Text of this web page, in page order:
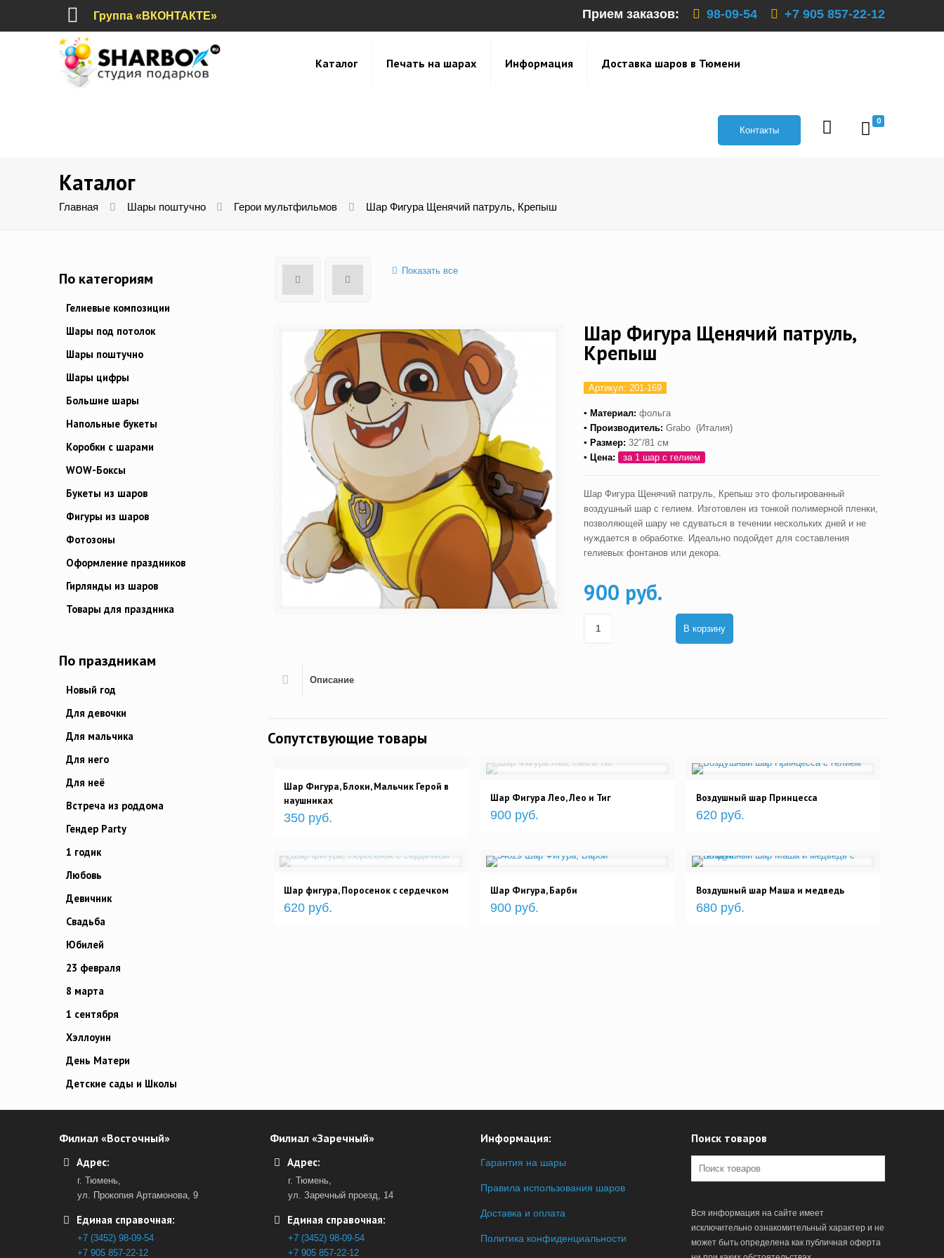
Прием заказов: 98-09-54 +7 905 857-22-12
Группа «ВКОНТАКТЕ»
Каталог Печать на шарах Информация Доставка шаров в Тюмени
0
Контакты
Каталог
Главная Шары поштучно Герои мультфильмов Шар Фигура Щенячий патруль, Крепыш
Показать все
Шар Фигура Щенячий патруль,
Крепыш
Артикул: 201-169
▪ Материал: фольга
▪ Производитель: Grabo (Италия)
▪ Размер: 32″/81 см
▪ Цена:
за 1 шар с гелием
Шар Фигура Щенячий патруль, Крепыш это фольгированный
воздушный шар с гелием. Изготовлен из тонкой полимерной пленки,
позволяющей шару не сдуваться в течении нескольких дней и не
нуждается в обработке. Идеально подойдет для составления
гелиевых фонтанов или декора.
900 руб.
В корзину
Описание
Сопутствующие товары
Шар Фигура, Блоки, Мальчик Герой в
наушниках
350 руб.
Шар Фигура Лео, Лео и Тиг
900 руб.
Воздушный шар Принцесса
620 руб.
Шар фигура, Поросенок с сердечком
620 руб.
Шар Фигура, Барби
900 руб.
Воздушный шар Маша и медведь
680 руб.
По категориям
Гелиевые композиции
Шары под потолок
Шары поштучно
Шары цифры
Большие шары
Напольные букеты
Коробки с шарами
WOW-Боксы
Букеты из шаров
Фигуры из шаров
Фотозоны
Оформление праздников
Гирлянды из шаров
Товары для праздника
По праздникам
Новый год
Для девочки
Для мальчика
Для него
Для неё
Встреча из роддома
Гендер Party
1 годик
Любовь
Девичник
Свадьба
Юбилей
23 февраля
8 марта
1 сентября
Хэллоуин
День Матери
Детские сады и Школы
Филиал «Восточный»
Адрес:
г. Тюмень,
ул. Прокопия Артамонова, 9
Единая справочная:
+7 (3452) 98-09-54
+7 905 857-22-12
Филиал «Заречный»
Адрес:
г. Тюмень,
ул. Заречный проезд, 14
Единая справочная:
+7 (3452) 98-09-54
+7 905 857-22-12
Информация:
Гарантия на шары
Правила использования шаров
Доставка и оплата
Политика конфиденциальности
Поиск товаров
Вся информация на сайте имеет
исключительно ознакомительный характер и не
может быть определена как публичная оферта